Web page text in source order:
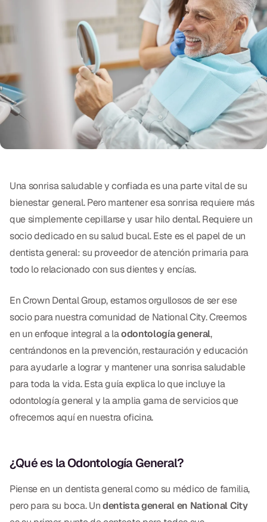
Tratamiento Periodontal
Programa Preventivo
Tratamiento de Conducto
Protectores Bucales Deportivos
RESTAURATIVO
All-on-4
Coronas y Fundas
Puentes Dentales
Empastes Dentales
Dentaduras
Implantes Dentales
Implantes el Mismo Día
COSMÉTICA
Carillas
TECNOLOGÍA
Una sonrisa saludable y confiada es una parte vital de su
bienestar general. Pero mantener esa sonrisa requiere más
que simplemente cepillarse y usar hilo dental. Requiere un
socio dedicado en su salud bucal. Este es el papel de un
dentista general: su proveedor de atención primaria para
todo lo relacionado con sus dientes y encías.
En Crown Dental Group, estamos orgullosos de ser ese
socio para nuestra comunidad de National City. Creemos
en un enfoque integral a laodontología general,
centrándonos en la prevención, restauración y educación
para ayudarle a lograr y mantener una sonrisa saludable
para toda la vida. Esta guía explica lo que incluye la
odontología general y la amplia gama de servicios que
ofrecemos aquí en nuestra oficina.
¿Qué es la Odontología General?
Piense en un dentista general como su médico de familia,
pero para su boca. Undentista general en National City